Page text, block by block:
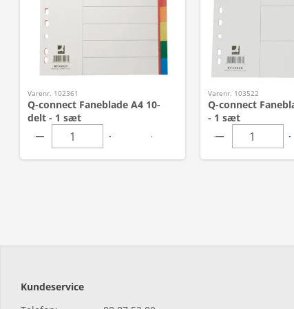
Varenr. 102361
Q-connect Faneblade A4 10-
delt - 1 sæt
Varenr. 103522
Q-connect
- 1 sæt
Kundeservice